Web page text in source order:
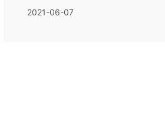
2021-06-07